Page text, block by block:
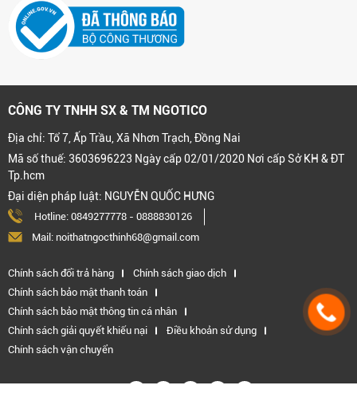
CÔNG TY TNHH SX & TM NGOTICO
Địa chỉ: Tổ 7, Ấp Trầu, Xã Nhơn Trạch, Đồng Nai
Mã số thuế: 3603696223 Ngày cấp 02/01/2020 Nơi cấp Sở KH & ĐT
Tp.hcm
Đại diện pháp luật: NGUYỄN QUỐC HƯNG
Hotline: 0849277778 - 0888830126
Mail: noithatngocthinh68@gmail.com
Chính sách đổi trả hàng
Chính sách giao dịch
Chính sách bảo mật thanh toán
Chính sách bảo mật thông tin cá nhân
Chính sách giải quyết khiếu nại
Điều khoản sử dụng
Chính sách vận chuyển